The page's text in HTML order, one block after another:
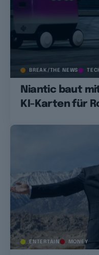
BREAK/THE NEWS
Niantic baut
KI-Karten für
ENTERTAIN MONEY